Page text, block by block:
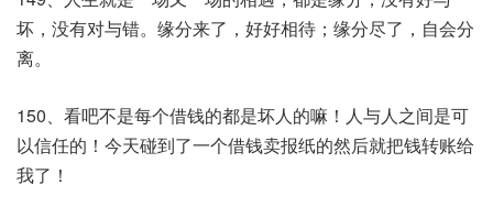
坏，没有对与错。缘分来了，好好相待；缘分尽了，自会分
离。
150、看吧不是每个借钱的都是坏人的嘛！人与人之间是可
以信任的！今天碰到了一个借钱卖报纸的然后就把钱转账给
我了！